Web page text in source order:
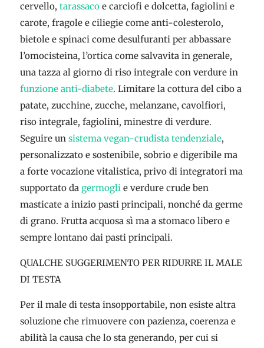
cervello, tarassacoe carciofi e dolcetta, fagiolini e
carote, fragole e ciliegie come anti-colesterolo,
bietole e spinaci come desulfuranti per abbassare
l’omocisteina, l’ortica come salvavita in generale,
una tazza al giorno di riso integrale con verdure in
funzione anti-diabete. Limitare la cottura del cibo a
patate, zucchine, zucche, melanzane, cavolfiori,
riso integrale, fagiolini, minestre di verdure.
Seguire un sistema vegan-crudista tendenziale,
personalizzato e sostenibile, sobrio e digeribile ma
a forte vocazione vitalistica, privo di integratori ma
supportato da germoglie verdure crude ben
masticate a inizio pasti principali, nonché da germe
di grano. Frutta acquosa sì ma a stomaco libero e
sempre lontano dai pasti principali.
QUALCHE SUGGERIMENTO PER RIDURRE IL MALE
DI TESTA
Per il male di testa insopportabile, non esiste altra
soluzione che rimuovere con pazienza, coerenza e
abilità la causa che lo sta generando, per cui si